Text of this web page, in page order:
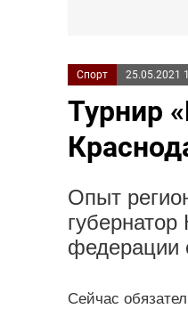
Спорт 25.05.2021
Турнир
Опыт
федерации
Сейчас